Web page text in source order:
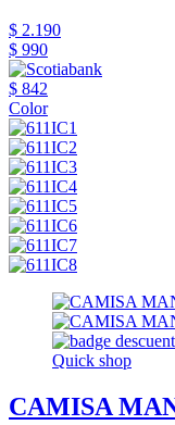
$ 2.190
$ 990
$ 842
Color
Quick shop
CAMISA